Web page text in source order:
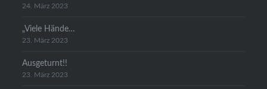
24. März 2023
„Viele Hände…
23. März 2023
Ausgeturnt!!
23. März 2023